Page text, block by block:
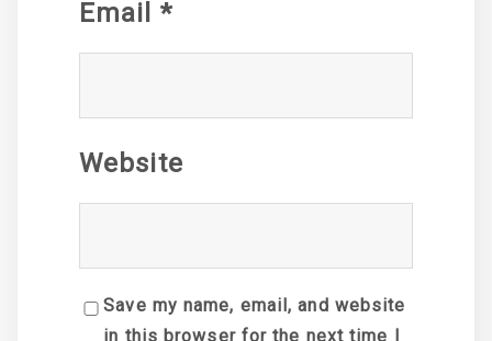
Email *
Website
Save my name, email, and website
in this browser for the next time I